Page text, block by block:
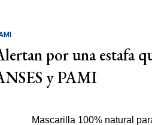
por una estafa
y PAMI